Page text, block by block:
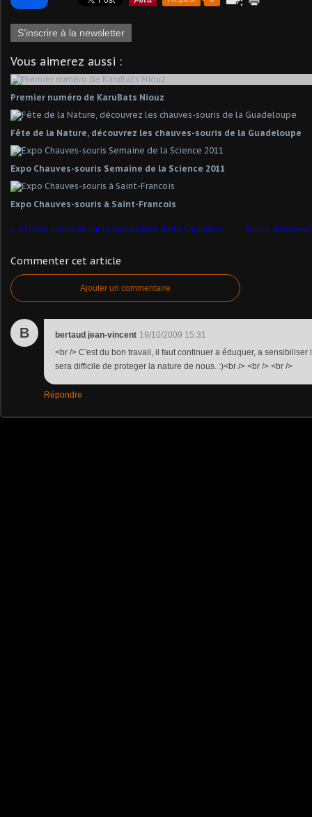
S'inscrire à la newsletter
Vous aimerez aussi :
Premier numéro de KaruBats Niouz
Fête de la Nature, découvrez les chauves-souris de la Guadeloupe
Expo Chauves-souris Semaine de la Science 2011
Expo Chauves-souris à Saint-Francois
Atelier caribéen sur la prévention de la Chytridiomycose
Commenter cet article
Ajouter un commentaire
B bertaud jean-vincent 19/10/2009 15:31
<br /> C'est du bon travail, il faut continuer a éduquer, a
sera difficile de proteger la nature de nous. :)<br /> <br /> <br />
Répondre